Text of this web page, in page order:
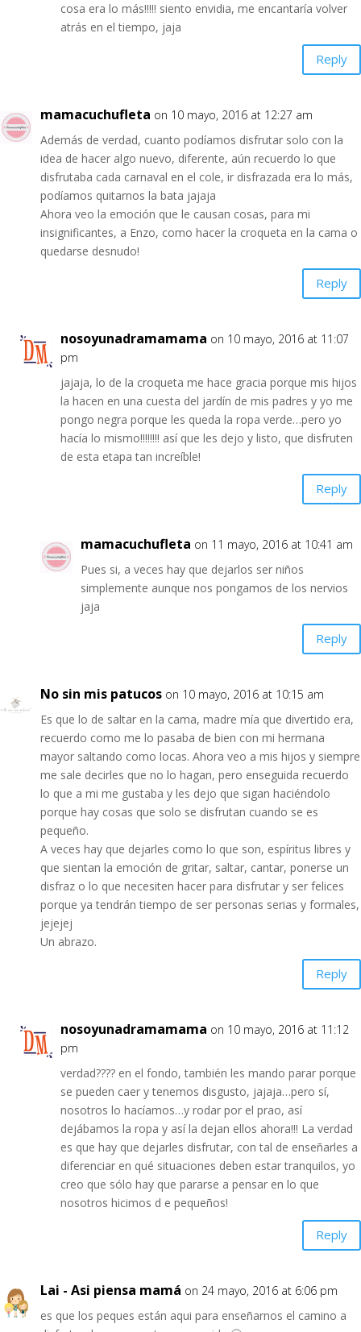
cosa era lo más!!!!! siento envidia, me encantaría volver
atrás en el tiempo, jaja
Reply
mamacuchufleta on 10 mayo, 2016 at 12:27 am
Además de verdad, cuanto podíamos disfrutar solo con la
idea de hacer algo nuevo, diferente, aún recuerdo lo que
disfrutaba cada carnaval en el cole, ir disfrazada era lo más,
podíamos quitarnos la bata jajaja
Ahora veo la emoción que le causan cosas, para mi
insignificantes, a Enzo, como hacer la croqueta en la cama o
quedarse desnudo!
Reply
nosoyunadramamama on 10 mayo, 2016 at 11:07
pm
jajaja, lo de la croqueta me hace gracia porque mis hijos
la hacen en una cuesta del jardín de mis padres y yo me
pongo negra porque les queda la ropa verde…pero yo
hacía lo mismo!!!!!!!! así que les dejo y listo, que disfruten
de esta etapa tan increíble!
Reply
mamacuchufleta on 11 mayo, 2016 at 10:41 am
Pues si, a veces hay que dejarlos ser niños
simplemente aunque nos pongamos de los nervios
jaja
Reply
No sin mis patucos on 10 mayo, 2016 at 10:15 am
Es que lo de saltar en la cama, madre mía que divertido era,
recuerdo como me lo pasaba de bien con mi hermana
mayor saltando como locas. Ahora veo a mis hijos y siempre
me sale decirles que no lo hagan, pero enseguida recuerdo
lo que a mi me gustaba y les dejo que sigan haciéndolo
porque hay cosas que solo se disfrutan cuando se es
pequeño.
A veces hay que dejarles como lo que son, espíritus libres y
que sientan la emoción de gritar, saltar, cantar, ponerse un
disfraz o lo que necesiten hacer para disfrutar y ser felices
porque ya tendrán tiempo de ser personas serias y formales,
jejejej
Un abrazo.
Reply
nosoyunadramamama on 10 mayo, 2016 at 11:12
pm
verdad???? en el fondo, también les mando parar porque
se pueden caer y tenemos disgusto, jajaja…pero sí,
nosotros lo hacíamos…y rodar por el prao, así
dejábamos la ropa y así la dejan ellos ahora!!! La verdad
es que hay que dejarles disfrutar, con tal de enseñarles a
diferenciar en qué situaciones deben estar tranquilos, yo
creo que sólo hay que pararse a pensar en lo que
nosotros hicimos d e pequeños!
Reply
Lai - Asi piensa mamá on 24 mayo, 2016 at 6:06 pm
es que los peques están aqui para enseñarnos el camino a